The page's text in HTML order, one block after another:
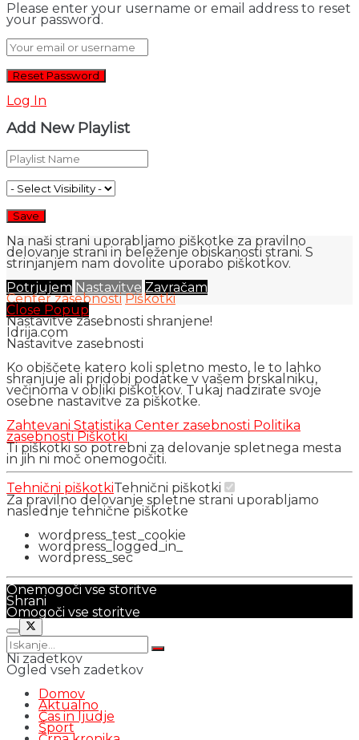
Please enter your username or email address to reset
your password.
Log In
Add New Playlist
Na naši strani uporabljamo piškotke za pravilno
delovanje strani in beleženje obiskanosti strani. S
strinjanjem nam dovolite uporabo piškotkov.
Potrjujem Nastavitve Zavračam
Center zasebnosti Piškotki
Close Popup
Nastavitve zasebnosti shranjene!
Idrija.com
Nastavitve zasebnosti
Ko obiščete katero koli spletno mesto, le to lahko
shranjuje ali pridobi podatke v vašem brskalniku,
večinoma v obliki piškotkov. Tukaj nadzirate svoje
osebne nastavitve za piškotke.
Zahtevani Statistika Center zasebnosti Politika
zasebnostiPiškotki
Ti piškotki so potrebni za delovanje spletnega mesta
in jih ni moč onemogočiti.
Tehnični piškotkiTehnični piškotki
Za pravilno delovanje spletne strani uporabljamo
naslednje tehnične piškotke
wordpress_test_cookie
wordpress_logged_in_
wordpress_sec
Onemogoči vse storitve
Shrani
Omogoči vse storitve
Ni zadetkov
Ogled vseh zadetkov
Domov
Aktualno
Čas in ljudje
Šport